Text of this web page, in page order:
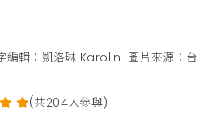
編輯：凱洛琳 Karolin 圖片來源：台
(共204人參與)